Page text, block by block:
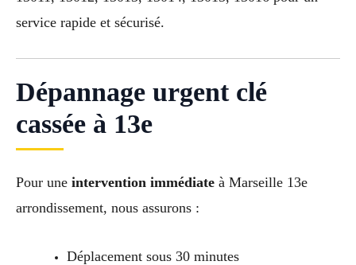
service rapide et sécurisé.
Dépannage urgent clé
cassée à 13e
Pour une intervention immédiate à Marseille 13e
arrondissement, nous assurons :
Déplacement sous 30 minutes